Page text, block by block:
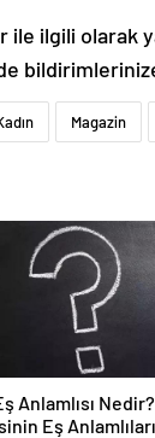
ile ilgili olarak
Magazin
Anlamlısı
Eş Anlamlıları